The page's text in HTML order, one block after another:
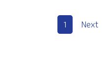
1 Next